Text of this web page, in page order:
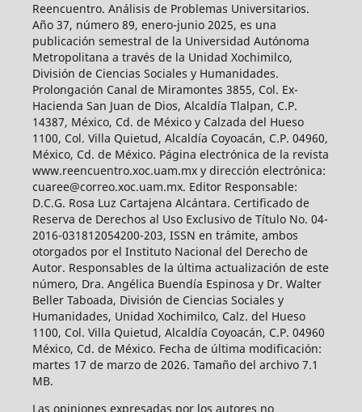
Reencuentro. Análisis de Problemas Universitarios.
Año 37, número 89, enero-junio 2025, es una
publicación semestral de la Universidad Autónoma
Metropolitana a través de la Unidad Xochimilco,
División de Ciencias Sociales y Humanidades.
Prolongación Canal de Miramontes 3855, Col. Ex-
Hacienda San Juan de Dios, Alcaldía Tlalpan, C.P.
14387, México, Cd. de México y Calzada del Hueso
1100, Col. Villa Quietud, Alcaldía Coyoacán, C.P. 04960,
México, Cd. de México. Página electrónica de la revista
www.reencuentro.xoc.uam.mx y dirección electrónica:
cuaree@correo.xoc.uam.mx. Editor Responsable:
D.C.G. Rosa Luz Cartajena Alcántara. Certificado de
Reserva de Derechos al Uso Exclusivo de Título No. 04-
2016-031812054200-203, ISSN en trámite, ambos
otorgados por el Instituto Nacional del Derecho de
Autor. Responsables de la última actualización de este
número, Dra. Angélica Buendía Espinosa y Dr. Walter
Beller Taboada, División de Ciencias Sociales y
Humanidades, Unidad Xochimilco, Calz. del Hueso
1100, Col. Villa Quietud, Alcaldía Coyoacán, C.P. 04960
México, Cd. de México. Fecha de última modificación:
martes 17 de marzo de 2026. Tamaño del archivo 7.1
MB.
Las opiniones expresadas por los autores no